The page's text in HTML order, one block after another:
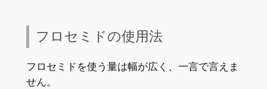
フロセミドの使用法
フロセミドを使う量は幅が広く、一言で言えま
せん。